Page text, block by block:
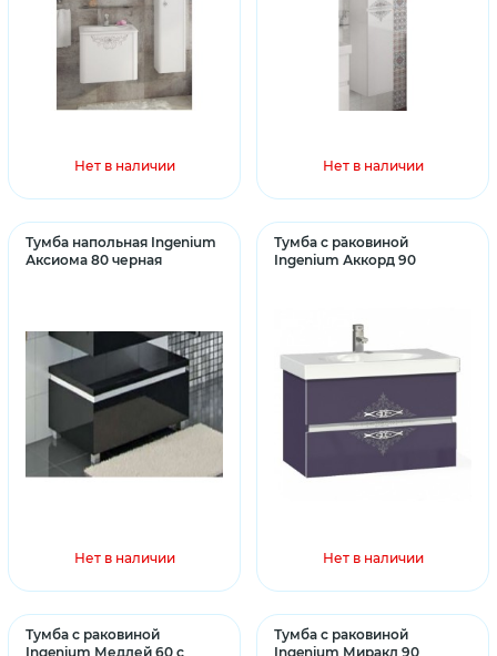
Нет в наличии Нет в наличии
Тумба напольная Ingenium
Аксиома 80 черная
Нет в наличии
Тумба с раковиной
Ingenium Аккорд 90
Нет в наличии
Тумба с раковиной
Ingenium Медлей 60 с
Тумба с раковиной
Ingenium Миракл 90